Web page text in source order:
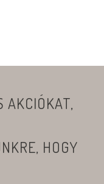
AKCIÓKAT,
HOGY